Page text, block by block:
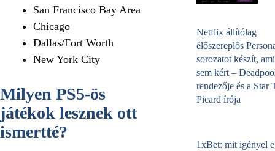
San Francisco Bay Area
Chicago
Dallas/Fort Worth
New York City
Milyen PS5-ös
játékok lesznek ott
ismertté?
Netflix állítólag
élőszereplős
sorozatot készít,
sem kért –
rendezője és a Star
Picard írója
1xBet: mit igényel